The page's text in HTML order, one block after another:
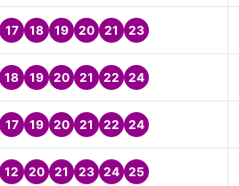
17 18 19 20 21 23
18 19 20 21 22 24
17 19 20 21 22 24
12 20 21 23 24 25